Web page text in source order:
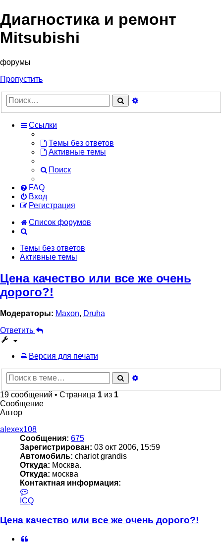
Диагностика и ремонт
Mitsubishi
форумы
Пропустить
Поиск
Ссылки
Темы без ответов
Активные темы
Поиск
FAQ
Вход
Регистрация
Список форумов
Темы без ответов
Активные темы
Цена качество или все же очень
дорого?!
Модераторы: Maxon, Druha
Ответить
Версия для печати
Поиск
19 сообщений • Страница 1 из 1
Сообщение
Автор
alexex108
Сообщения: 675
Зарегистрирован: 03 окт 2006, 15:59
Автомобиль: chariot grandis
Откуда: Москва.
Откуда: москва
Контактная информация:
информация
alexex108
ICQ
Цена качество или все же очень дорого?!